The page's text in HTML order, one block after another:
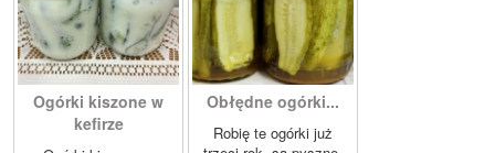
Ogórki kiszone w
kefirze
Obłędne ogórki...
Robię te ogórki już